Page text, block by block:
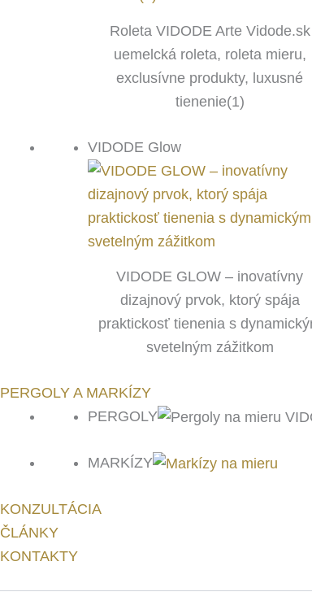
Roleta VIDODE Arte Vidode.sk
uemelcká roleta, roleta mieru,
exclusívne produkty, luxusné
tienenie(1)
VIDODE Glow
VIDODE GLOW – inovatívny
dizajnový prvok, ktorý spája
praktickosť tienenia s
svetelným zážitkom
PERGOLY A MARKÍZY
PERGOLY
MARKÍZY
KONZULTÁCIA
ČLÁNKY
KONTAKTY